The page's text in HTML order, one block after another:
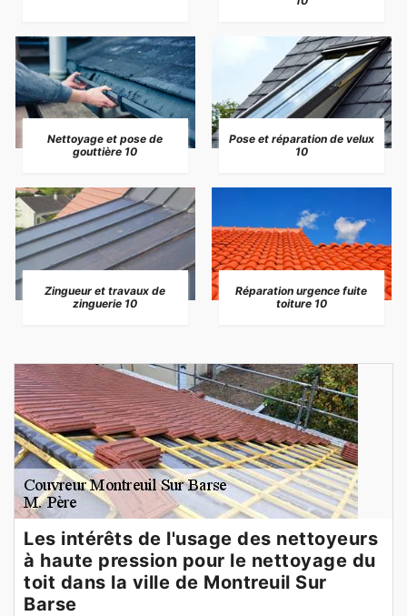
Nettoyage et pose de
gouttière 10
Pose et réparation de velux
10
Zingueur et travaux de
zinguerie 10
Réparation urgence fuite
toiture 10
Les intérêts de l'usage des nettoyeurs
à haute pression pour le nettoyage du
toit dans la ville de Montreuil Sur
Barse